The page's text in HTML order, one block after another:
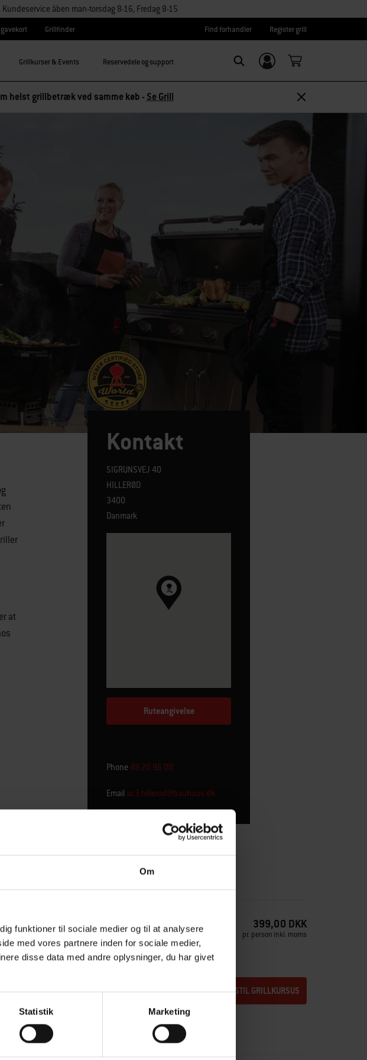
Om
funktioner til sociale medier og til at analysere
med vores partnere inden for sociale medier,
disse data med andre oplysninger, du har givet
Statistik Marketing
Kundeservice åben man-torsdag 8-16, Fredag 8-15
gavekort Grillfinder Find forhandler Register grill
Grillkurser & Events Reservedele og support
Log ind/
tilmeld dig
helst grillbetræk ved samme køb - Se Grill
at
- 19:30
399,00 DKK
pr. person inkl. moms
BESTIL GRILLKURSUS
Kontakt
SIGRUNSVEJ 40
HILLERØD
3400
Danmark
Ruteangivelse
Phone 48 20 96 00
Email ac3.hillerod@bauhaus.dk